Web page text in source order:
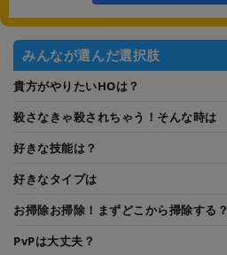
みんなが選んだ選択肢
貴方がやりたいHOは？
殺さなきゃ殺されちゃう！そんな時は
好きな技能は？
好きなタイプは
お掃除お掃除！まずどこから掃除する？
PvPは大丈夫？